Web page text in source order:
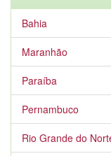
Bahia
Maranhão
Paraíba
Pernambuco
Rio Grande do